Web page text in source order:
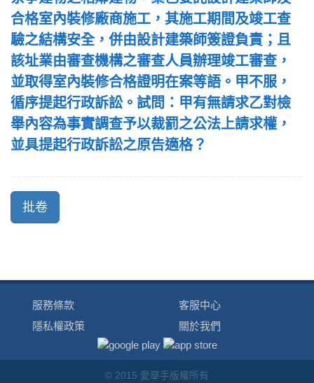
合格室內裝修廠商施工，其施工期間及竣工查
驗之結構安全，併由設計建築師簽證負責；且
該址業由審查機構之審查人員辦理竣工審查，
並取得室內裝修合格證明在案等語。甲不服，
循序提起行政訴訟。試問：甲有無請求乙對檢
舉內容為事實調查予以裁罰之公法上請求權，
並具提起行政訴訟之原告適格？
服務條款
隱私權政策
客服中心
關於我們
© 2015 愛舉手版權所有